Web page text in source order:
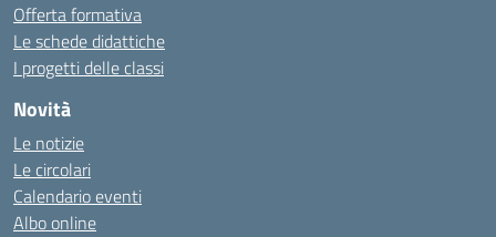
Offerta formativa
Le schede didattiche
I progetti delle classi
Novità
Le notizie
Le circolari
Calendario eventi
Albo online